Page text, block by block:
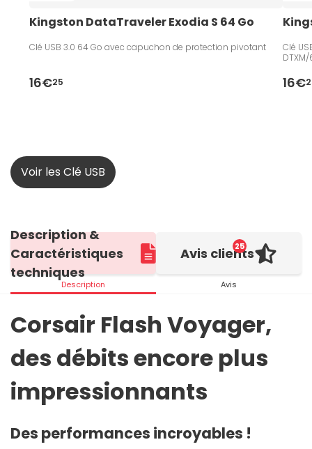
Kingston DataTraveler Exodia S 64 Go
Clé USB 3.0 64 Go avec capuchon de protection pivotant
16€25
Clé
16€
Voir les Clé USB
Description &
Caractéristiques
techniques
Description
25
Avis clients
Avis
Corsair Flash Voyager,
des débits encore plus
impressionnants
Des performances incroyables !